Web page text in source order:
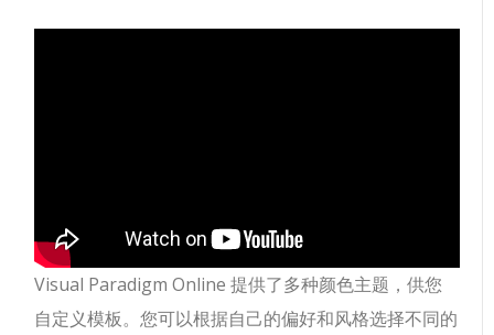
Visual Paradigm Online 提供了多种颜色主题，供您
自定义模板。您可以根据自己的偏好和风格选择不同的